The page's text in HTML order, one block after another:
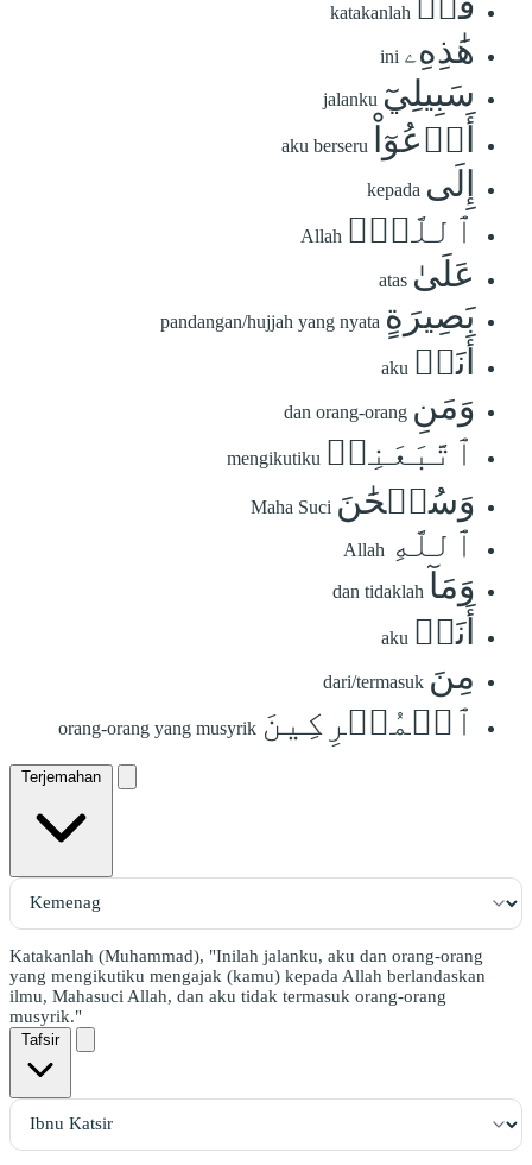
katakanlah
هَٰذِهِۦ ini
سَبِيلِيٓ jalanku
أَدۡعُوٓاْ aku berseru
إِلَى kepada
ٱللَّهِۚ Allah
عَلَىٰ atas
بَصِيرَةٍ pandangan/hujjah yang nyata
أَنَا۠ aku
وَمَنِ dan orang-orang
ٱتَّبَعَنِيۖ mengikutiku
وَسُبۡحَٰنَ Maha Suci
ٱللَّهِ Allah
وَمَآ dan tidaklah
أَنَا۠ aku
مِنَ dari/termasuk
ٱلۡمُشۡرِكِينَ orang-orang yang musyrik
Terjemahan
Katakanlah (Muhammad), "Inilah jalanku, aku dan orang-orang
yang mengikutiku mengajak (kamu) kepada Allah berlandaskan
ilmu, Mahasuci Allah, dan aku tidak termasuk orang-orang
musyrik."
Tafsir